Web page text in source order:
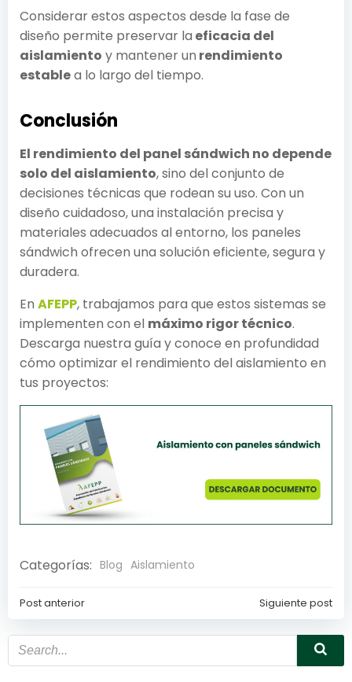
Considerar estos aspectos desde la fase de
diseño permite preservar la eficacia del
aislamiento y mantener un rendimiento
establea lo largo del tiempo.
Conclusión
El rendimiento del panel sándwich no depende
solo del aislamiento, sino del conjunto de
decisiones técnicas que rodean su uso. Con un
diseño cuidadoso, una instalación precisa y
materiales adecuados al entorno, los paneles
sándwich ofrecen una solución eficiente, segura y
duradera.
En AFEPP, trabajamos para que estos sistemas se
implementen con el máximo rigor técnico.
Descarga nuestra guía y conoce en profundidad
cómo optimizar el rendimiento del aislamiento en
tus proyectos:
Categorías: Blog Aislamiento
Navegación
de
entradas
Post anterior
Navegación
entradas
Siguiente post